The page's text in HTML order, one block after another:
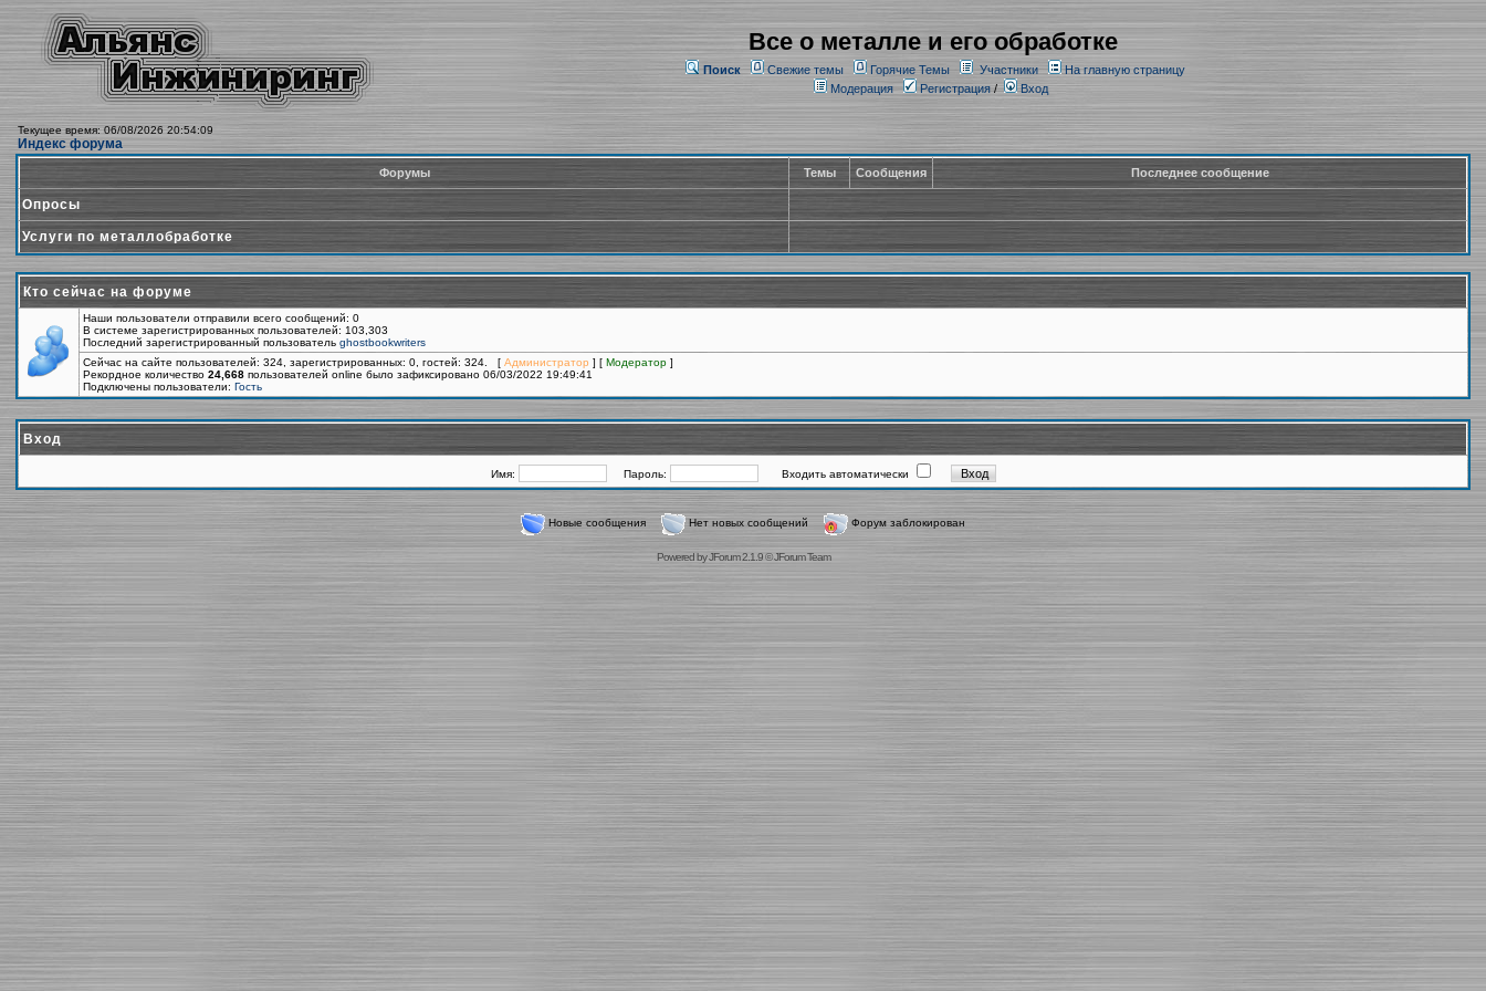
Все о металле и его обработке
Поиск Свежие темы Горячие Темы Участники
На главную страницу
Модерация
Регистрация/ Вход
Текущее время: 06/08/2026 20:54:09
Индекс форума
Форумы Темы Сообщения Последнее сообщение
Опросы
Услуги по металлобработке
Кто сейчас на форуме
Наши пользователи отправили всего сообщений: 0
В системе зарегистрированных пользователей: 103,303
Последний зарегистрированный пользователь ghostbookwriters
Сейчас на сайте пользователей: 324, зарегистрированных: 0, гостей: 324. [ Администратор ] [ Модератор ]
Рекордное количество 24,668 пользователей online было зафиксировано 06/03/2022 19:49:41
Подключены пользователи: Гость
Вход
Имя: Пароль: Входить автоматически
Новые сообщения Нет новых сообщений Форум заблокирован
Powered byJForum 2.1.9©JForum Team